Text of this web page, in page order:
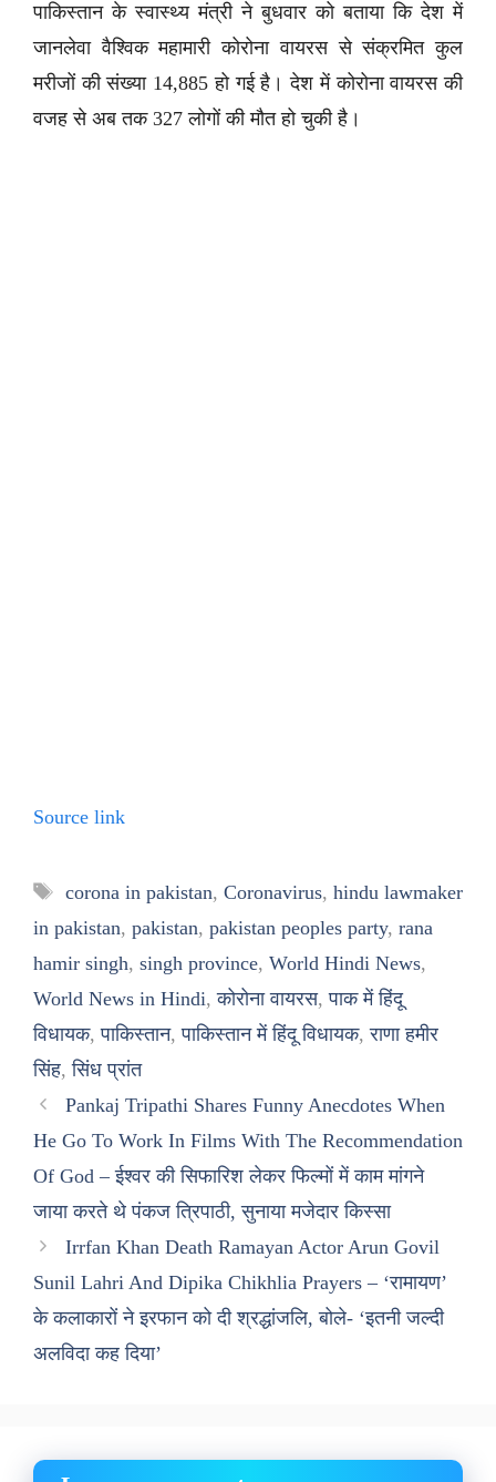
पाकिस्तान के स्वास्थ्य मंत्री ने बुधवार को बताया कि देश में
जानलेवा वैश्विक महामारी कोरोना वायरस से संक्रमित कुल
मरीजों की संख्या 14,885 हो गई है। देश में कोरोना वायरस की
वजह से अब तक 327 लोगों की मौत हो चुकी है।
Source link
Tags
corona in pakistan, Coronavirus, hindu lawmaker
in pakistan, pakistan, pakistan peoples party, rana
hamir singh, singh province, World Hindi News,
World News in Hindi,कोरोना वायरस,पाक में हिंदू
विधायक,पाकिस्तान,पाकिस्तान में हिंदू विधायक,राणा हमीर
सिंह,सिंध प्रांत
Pankaj Tripathi Shares Funny Anecdotes When
He Go To Work In Films With The Recommendation
Of God – ईश्वर की सिफारिश लेकर फिल्मों में काम मांगने
जाया करते थे पंकज त्रिपाठी, सुनाया मजेदार किस्सा
Irrfan Khan Death Ramayan Actor Arun Govil
Sunil Lahri And Dipika Chikhlia Prayers – ‘रामायण’
के कलाकारों ने इरफान को दी श्रद्धांजलि, बोले- ‘इतनी जल्दी
अलविदा कह दिया’